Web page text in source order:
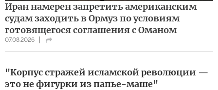
Иран намерен запретить американским
судам заходить в Ормуз по условиям
готовящегося соглашения с Оманом
07.08.2026
"Корпус стражей исламской революции —
это не фигурки из папье-маше"